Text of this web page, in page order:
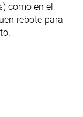
como en el
rebote para